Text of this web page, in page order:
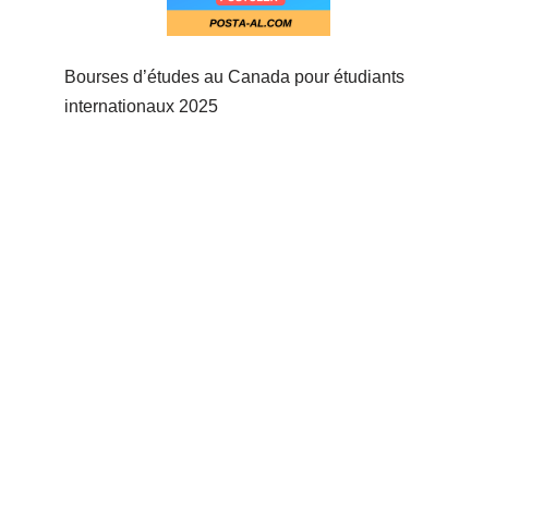
Bourses d’études au Canada pour étudiants
internationaux 2025